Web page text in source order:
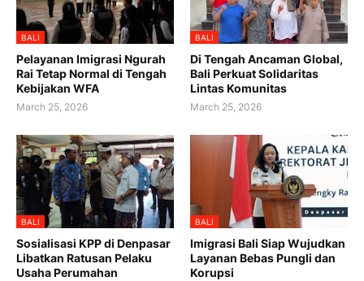
BALI
Pelayanan Imigrasi Ngurah
Rai Tetap Normal di Tengah
Kebijakan WFA
March 25, 2026
BALI
Di Tengah Ancaman Global,
Bali Perkuat Solidaritas
Lintas Komunitas
March 25, 2026
BALI
Sosialisasi KPP di Denpasar
Libatkan Ratusan Pelaku
Usaha Perumahan
BALI
Imigrasi Bali Siap Wujudkan
Layanan Bebas Pungli dan
Korupsi